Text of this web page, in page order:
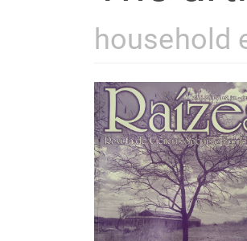
household
Barra
lateral
de
artigos